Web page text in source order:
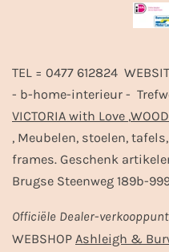
TEL = 0477 612824
- b-home-interieur -
VICTORIA with Love ,
, Meubelen, stoelen,
frames. Geschenk
Brugse Steenweg 189b-
Officiële Dealer-verkooppunt
WEBSHOP Ashleigh &